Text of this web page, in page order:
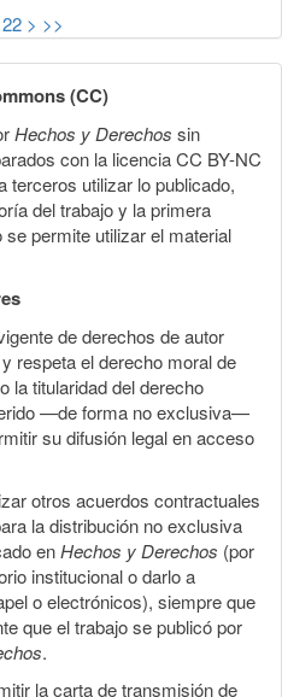
22 > >>
(CC)
Hechos y Derechos sin
con la licencia CC BY-NC
terceros utilizar lo publicado,
del trabajo y la primera
permite utilizar el material
de derechos de autor
respeta el derecho moral de
la titularidad del derecho
—de forma no exclusiva—
su difusión legal en acceso
otros acuerdos contractuales
la distribución no exclusiva
enHechos y Derechos (por
institucional o darlo a
o electrónicos), siempre que
que el trabajo se publicó por
.
la carta de transmisión de